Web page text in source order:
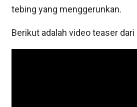
tebing yang menggerunkan.
Berikut adalah video teaser dari